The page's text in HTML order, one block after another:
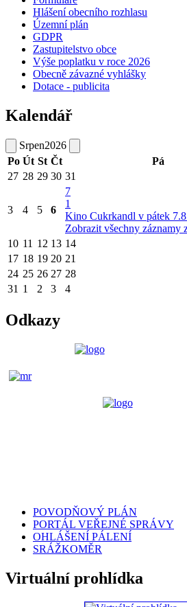
Hlášení obecního rozhlasu
Územní plán
GDPR
Zastupitelstvo obce
Výše poplatku v roce 2026
Obecně závazné vyhlášky
Dotace - publicita
Kalendář
Srpen2026
Po Út St Čt Pá
27 28 29 30 31
3 4 5 6
7
1
Kino Cukrkandl v pátek
Zobrazit všechny záznamy
10 11 12 13 14
17 18 19 20 21
24 25 26 27 28
31 1 2 3 4
Odkazy
POVODŇOVÝ PLÁN
PORTÁL VEŘEJNÉ SPRÁVY
OHLÁŠENÍ PÁLENÍ
SRÁŽKOMĚR
Virtuální prohlídka